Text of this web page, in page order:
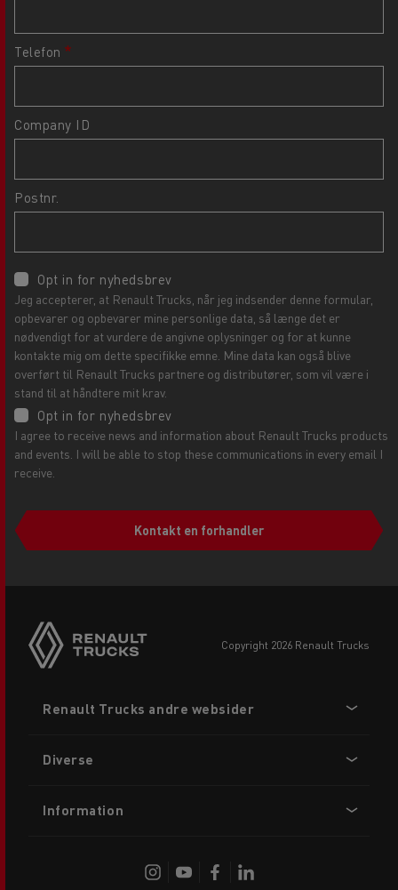
Telefon
Company ID
Postnr.
Opt in for nyhedsbrev
Jeg accepterer, at Renault Trucks, når jeg indsender denne formular,
opbevarer og opbevarer mine personlige data, så længe det er
nødvendigt for at vurdere de angivne oplysninger og for at kunne
kontakte mig om dette specifikke emne. Mine data kan også blive
overført til Renault Trucks partnere og distributører, som vil være i
stand til at håndtere mit krav.
Opt in for nyhedsbrev
I agree to receive news and information about Renault Trucks products
and events. I will be able to stop these communications in every email I
receive.
Kontakt en forhandler
copyright 2026 Renault Trucks
menu
Renault Trucks andre websider
Diverse
Information